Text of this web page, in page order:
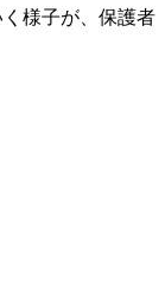
様子が、保護者